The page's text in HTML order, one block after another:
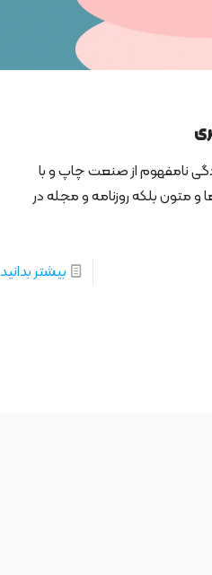
نامفهوم از صنعت چاپ و با
و متون بلکه روزنامه و مجله در
بیشتر بدانید